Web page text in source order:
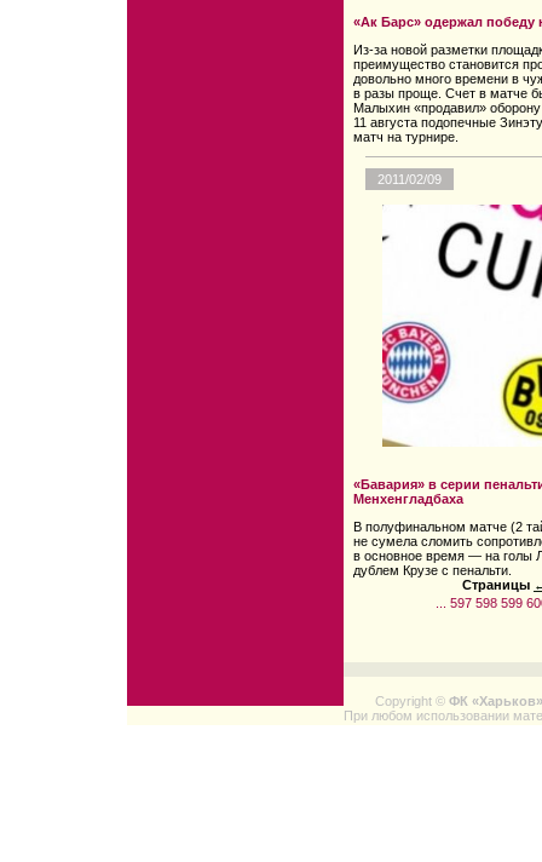
«Ак Барс» одержал победу
Из-за новой разметки
преимущество становится
довольно много времени в
в разы проще. Счет в матче
Малыхин «продавил»
11 августа подопечные
матч на турнире.
2011/02/09
«Бавария» в серии
Менхенгладбаха
В полуфинальном матче (2
не сумела сломить
в основное время — на голы
дублем Крузе с пенальти.
Страницы
597 598 599
Copyright © ФК «Харьков»
При любом использовании